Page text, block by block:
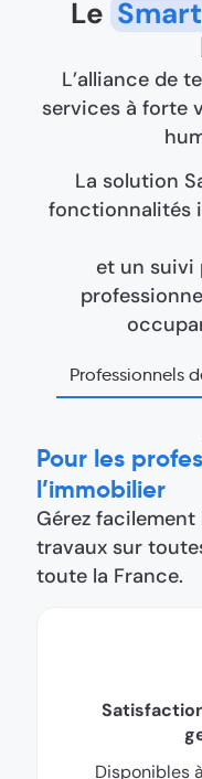
Le
L’alliance de
services à forte
La solution
fonctionnalités
et un suivi
Professionnels
Pour les
l’immobilier
Gérez
travaux sur
toute la France.
Disponibles